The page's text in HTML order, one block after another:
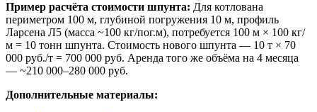
Пример расчёта стоимости шпунта: Для котлована
периметром 100 м, глубиной погружения 10 м, профиль
Ларсена Л5 (масса ~100 кг/пог.м), потребуется 100 м × 100 кг/
м = 10 тонн шпунта. Стоимость нового шпунта — 10 т × 70
000 руб./т = 700 000 руб. Аренда того же объёма на 4 месяца
— ~210 000–280 000 руб.
Дополнительные материалы: